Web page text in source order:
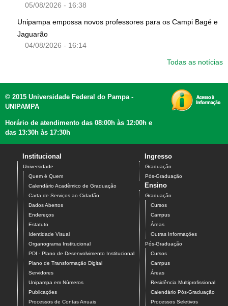
05/08/2026 - 16:38
Unipampa empossa novos professores para os Campi Bagé e
Jaguarão
04/08/2026 - 16:14
Todas as notícias
© 2015 Universidade Federal do Pampa -
UNIPAMPA
Horário de atendimento das 08:00h às 12:00h e
das 13:30h às 17:30h
Institucional
Universidade
Quem é Quem
Calendário Acadêmico de Graduação
Carta de Serviços ao Cidadão
Dados Abertos
Endereços
Estatuto
Identidade Visual
Organograma Institucional
PDI - Plano de Desenvolvimento Institucional
Plano de Transformação Digital
Servidores
Unipampa em Números
Publicações
Processos de Contas Anuais
Ingresso
Graduação
Pós-Graduação
Ensino
Graduação
Cursos
Campus
Áreas
Outras Informações
Pós-Graduação
Cursos
Campus
Áreas
Residência Multiprofissional
Calendário Pós-Graduação
Processos Seletivos